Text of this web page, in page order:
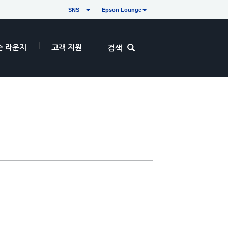
SNS Epson Lounge
라운지 고객 지원 검색